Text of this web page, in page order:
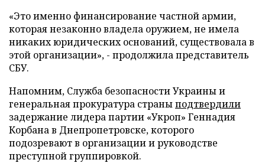
«Это именно финансирование частной армии,
которая незаконно владела оружием, не имела
никаких юридических оснований, существовала в
этой организации», - продолжила представитель
СБУ.
Напомним, Служба безопасности Украины и
генеральная прокуратура страныподтвердили
задержание лидера партии «Укроп» Геннадия
Корбана в Днепропетровске, которого
подозревают в организации и руководстве
преступной группировкой.